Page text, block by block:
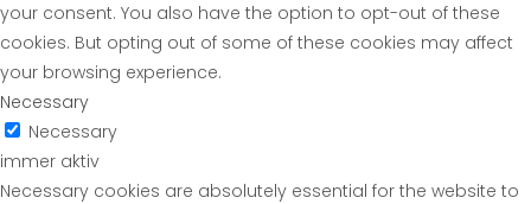
your consent. You also have the option to opt-out of these
cookies. But opting out of some of these cookies may affect
your browsing experience.
Necessary
Necessary
immer aktiv
Necessary cookies are absolutely essential for the website to